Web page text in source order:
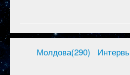
Молдова(290)